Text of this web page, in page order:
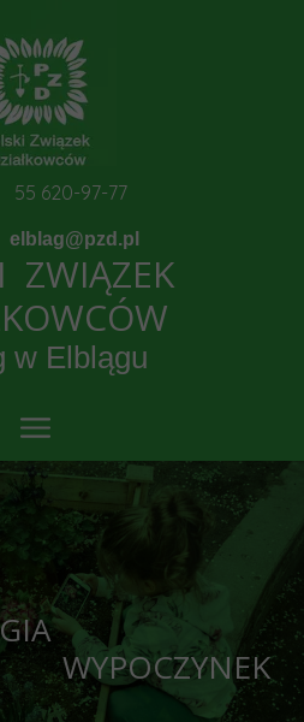
55 620-97-77
elblag@pzd.pl
ZWIĄZEK
w Elblągu